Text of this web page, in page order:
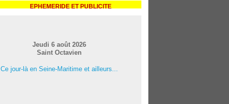
EPHEMERIDE ET PUBLICITE
Jeudi 6 août 2026
Saint Octavien
Ce jour-là en Seine-Maritime et ailleurs...